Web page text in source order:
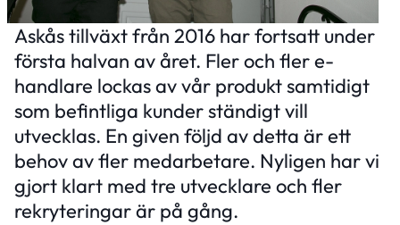
Askås tillväxt från 2016 har fortsatt under
första halvan av året. Fler och fler e-
handlare lockas av vår produkt samtidigt
som befintliga kunder ständigt vill
utvecklas. En given följd av detta är ett
behov av fler medarbetare. Nyligen har vi
gjort klart med tre utvecklare och fler
rekryteringar är på gång.